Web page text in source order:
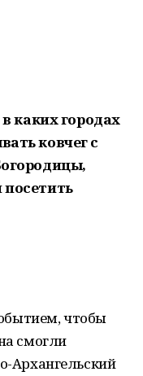
каких городах
ковчег с
чтобы
смогли
Архангельский